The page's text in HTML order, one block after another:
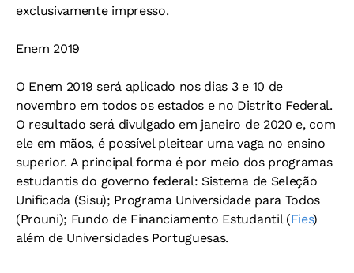
exclusivamente impresso.
Enem 2019
O Enem 2019 será aplicado nos dias 3 e 10 de
novembro em todos os estados e no Distrito Federal.
O resultado será divulgado em janeiro de 2020 e, com
ele em mãos, é possível pleitear uma vaga no ensino
superior. A principal forma é por meio dos programas
estudantis do governo federal: Sistema de Seleção
Unificada (Sisu); Programa Universidade para Todos
(Prouni); Fundo de Financiamento Estudantil (Fies)
além de Universidades Portuguesas.